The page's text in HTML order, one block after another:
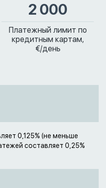
2 000
Платежный лимит по
кредитным картам,
€/день
0,125% (не меньше
составляет 0,25%